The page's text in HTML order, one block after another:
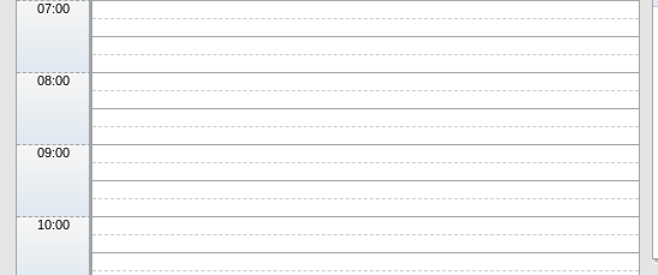
07:00
08:00
09:00
10:00